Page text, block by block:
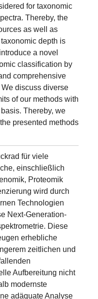
for taxonomic
Thereby, the
as well as
depth is
a novel
classification by
comprehensive
discuss diverse
of our methods with
Thereby, we
presented methods
für viele
einschließlich
Proteomik
wird durch
Technologien
Next-Generation-
Diese
erhebliche
zeitlichen und
Aufbereitung nicht
modernste
adäquate Analyse